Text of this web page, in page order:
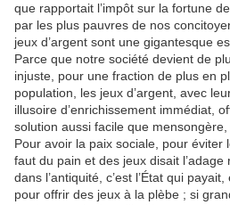
que rapportait l’impôt sur la fortune
par les plus pauvres de nos
jeux d’argent sont une gigantesque
Parce que notre société devient de
injuste, pour une fraction de plus en
population, les jeux d’argent, avec
illusoire d’enrichissement immédiat,
solution aussi facile que
Pour avoir la paix sociale, pour éviter
faut du pain et des jeux disait
dans l’antiquité, c’est l’État qui
pour offrir des jeux à la plèbe ; si